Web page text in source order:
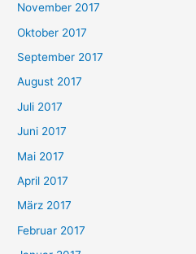
November 2017
Oktober 2017
September 2017
August 2017
Juli 2017
Juni 2017
Mai 2017
April 2017
März 2017
Februar 2017